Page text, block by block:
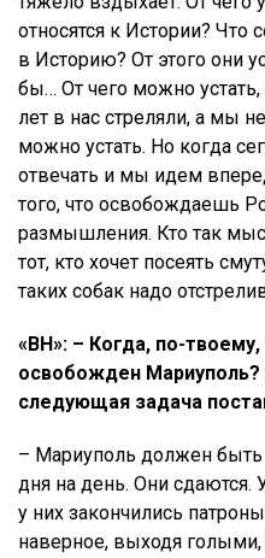
относятся к Истории?
в Историю? От этого они
бы… От чего можно
лет в нас стреляли, а мы
можно устать. Но когда
отвечать и мы идем
того, что освобождаешь
размышления. Кто так
тот, кто хочет посеять
таких собак надо
«ВН»: – Когда, по-
освобожден
следующая задача
– Мариуполь должен
дня на день. Они сдаются.
у них закончились
наверное, выходя голыми,